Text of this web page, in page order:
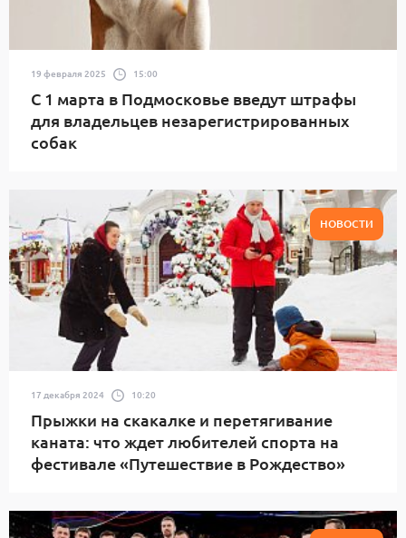
19 февраля 2025 15:00
С 1 марта в Подмосковье введут штрафы
для владельцев незарегистрированных
собак
НОВОСТИ
17 декабря 2024 10:20
Прыжки на скакалке и перетягивание
каната: что ждет любителей спорта на
фестивале «Путешествие в Рождество»